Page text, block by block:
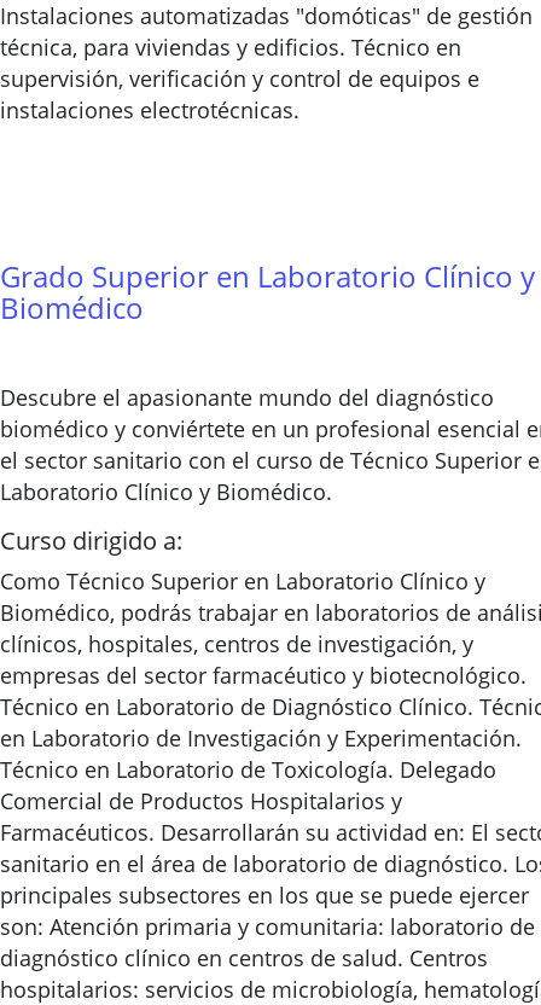
Instalaciones automatizadas "domóticas" de gestión
técnica, para viviendas y edificios. Técnico en
supervisión, verificación y control de equipos e
instalaciones electrotécnicas.
Grado Superior en Laboratorio Clínico y
Biomédico
Descubre el apasionante mundo del diagnóstico
biomédico y conviértete en un profesional esencial
el sector sanitario con el curso de Técnico Superior
Laboratorio Clínico y Biomédico.
Curso dirigido a:
Como Técnico Superior en Laboratorio Clínico y
Biomédico, podrás trabajar en laboratorios de
clínicos, hospitales, centros de investigación, y
empresas del sector farmacéutico y biotecnológico.
Técnico en Laboratorio de Diagnóstico Clínico.
en Laboratorio de Investigación y Experimentación.
Técnico en Laboratorio de Toxicología. Delegado
Comercial de Productos Hospitalarios y
Farmacéuticos. Desarrollarán su actividad en: El
sanitario en el área de laboratorio de diagnóstico.
principales subsectores en los que se puede ejercer
son: Atención primaria y comunitaria: laboratorio de
diagnóstico clínico en centros de salud. Centros
hospitalarios: servicios de microbiología,